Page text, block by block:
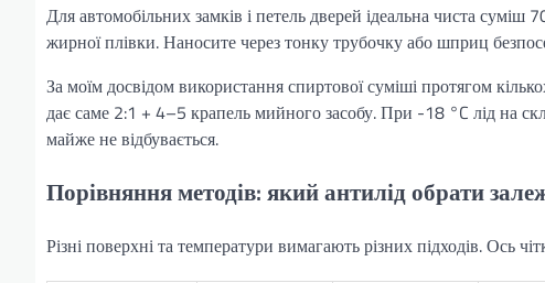
Для автомобільних замків і петель дверей ідеальна чиста
жирної плівки. Наносите через тонку трубочку або шприц
За моїм досвідом використання спиртової суміші протягом
дає саме 2:1 + 4–5 крапель мийного засобу. При -18 °C лід на
майже не відбувається.
Порівняння методів: який антилід обрати
Різні поверхні та температури вимагають різних підходів. Ось